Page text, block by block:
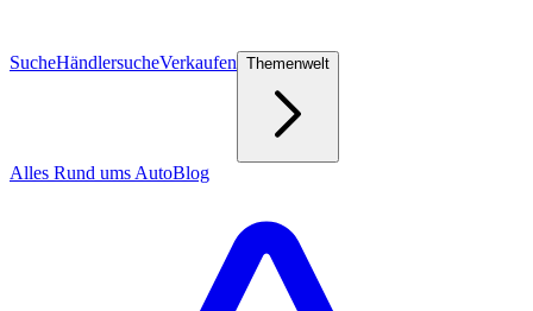
SucheHändlersucheVerkaufen Themenwelt
Alles Rund ums AutoBlog